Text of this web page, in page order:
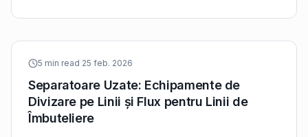
5 min read·25 feb. 2026
Separatoare Uzate: Echipamente de
Divizare pe Linii și Flux pentru Linii de
Îmbuteliere